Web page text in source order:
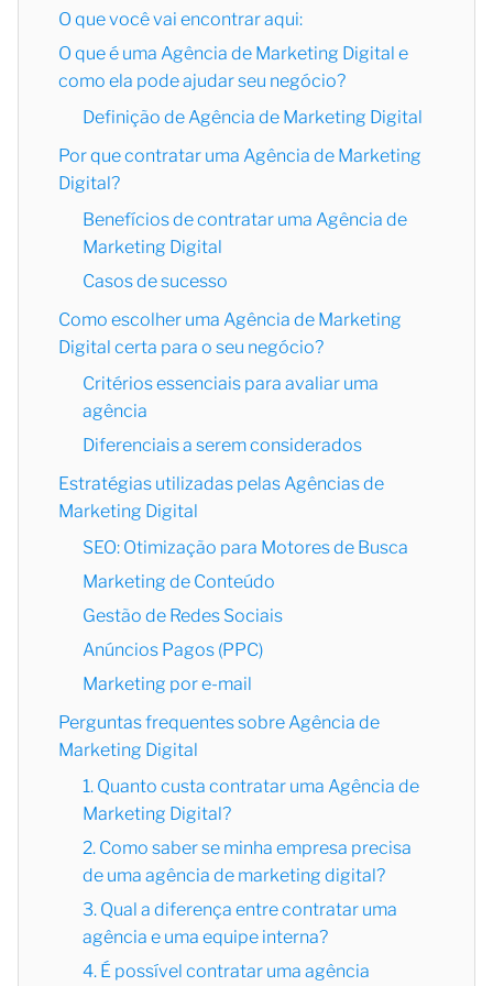
O que você vai encontrar aqui:
O que é uma Agência de Marketing Digital e
como ela pode ajudar seu negócio?
Definição de Agência de Marketing Digital
Por que contratar uma Agência de Marketing
Digital?
Benefícios de contratar uma Agência de
Marketing Digital
Casos de sucesso
Como escolher uma Agência de Marketing
Digital certa para o seu negócio?
Critérios essenciais para avaliar uma
agência
Diferenciais a serem considerados
Estratégias utilizadas pelas Agências de
Marketing Digital
SEO: Otimização para Motores de Busca
Marketing de Conteúdo
Gestão de Redes Sociais
Anúncios Pagos (PPC)
Marketing por e-mail
Perguntas frequentes sobre Agência de
Marketing Digital
1. Quanto custa contratar uma Agência de
Marketing Digital?
2. Como saber se minha empresa precisa
de uma agência de marketing digital?
3. Qual a diferença entre contratar uma
agência e uma equipe interna?
4. É possível contratar uma agência